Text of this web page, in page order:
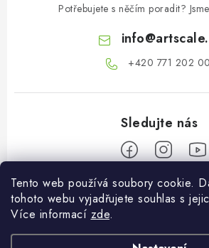
Tento web používá soubory cookie.
tohoto webu vyjadřujete souhlas s
Více informací zde.
Potřebujete s něčím poradit?
info@
+420 771 202
Informace pro vás